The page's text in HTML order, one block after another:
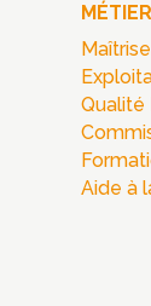
Qualité
Aide à